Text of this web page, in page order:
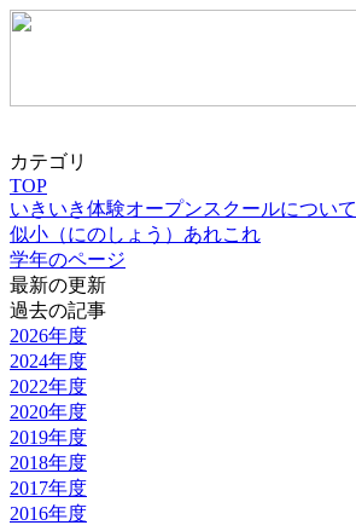
カテゴリ
TOP
いきいき体験オープンスクールについて
似小（にのしょう）あれこれ
学年のページ
最新の更新
過去の記事
2026年度
2024年度
2022年度
2020年度
2019年度
2018年度
2017年度
2016年度